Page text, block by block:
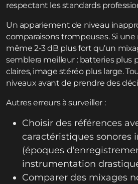
respectant les standards
Un appariement de niveau
comparaisons trompeuses. Si
même 2-3 dB plus fort qu’un
semblera meilleur : batteries plus
claires, image stéréo plus large.
niveaux avant de prendre des
Autres erreurs à surveiller :
Choisir des références
caractéristiques sonores
(époques
instrumentation
Comparer des mixages